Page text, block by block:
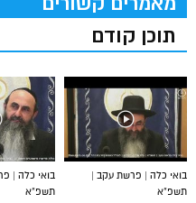
תוכן קודם
בואי כלה |
תשפ”א
בואי כלה | פרשת עקב |
תשפ”א